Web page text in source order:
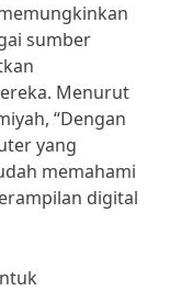
sumber
Menurut
“Dengan
yang
memahami
digital